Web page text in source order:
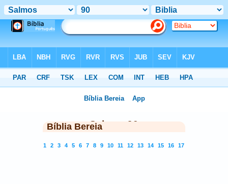
◄Salmos 90►
Bíblia Bereia
1 2 3 4 5 6 7 8 9 10 11 12 13 14 15 16 17